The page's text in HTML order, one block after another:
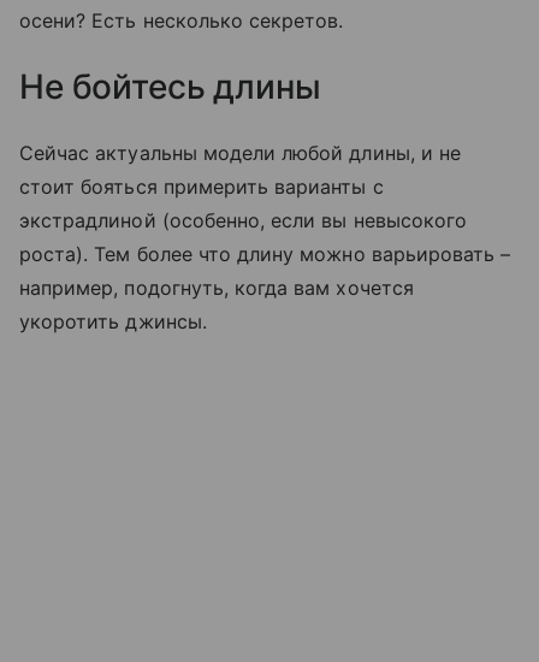
осени? Есть несколько секретов.
Не бойтесь длины
Сейчас актуальны модели любой длины, и не
стоит бояться примерить варианты с
экстрадлиной (особенно, если вы невысокого
роста). Тем более что длину можно варьировать –
например, подогнуть, когда вам хочется
укоротить джинсы.